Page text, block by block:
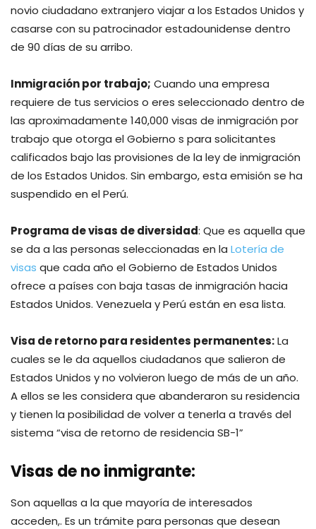
novio ciudadano extranjero viajar a los Estados Unidos y
casarse con su patrocinador estadounidense dentro
de 90 días de su arribo.
Inmigración por trabajo; Cuando una empresa
requiere de tus servicios o eres seleccionado dentro de
las aproximadamente 140,000 visas de inmigración por
trabajo que otorga el Gobierno s para solicitantes
calificados bajo las provisiones de la ley de inmigración
de los Estados Unidos. Sin embargo, esta emisión se ha
suspendido en el Perú.
Programa de visas de diversidad: Que es aquella que
se da a las personas seleccionadas en la Lotería de
visas que cada año el Gobierno de Estados Unidos
ofrece a países con baja tasas de inmigración hacia
Estados Unidos. Venezuela y Perú están en esa lista.
Visa de retorno para residentes permanentes:La
cuales se le da aquellos ciudadanos que salieron de
Estados Unidos y no volvieron luego de más de un año.
A ellos se les considera que abanderaron su residencia
y tienen la posibilidad de volver a tenerla a través del
sistema “visa de retorno de residencia SB-1”
Visas de no inmigrante:
Son aquellas a la que mayoría de interesados
acceden,. Es un trámite para personas que desean